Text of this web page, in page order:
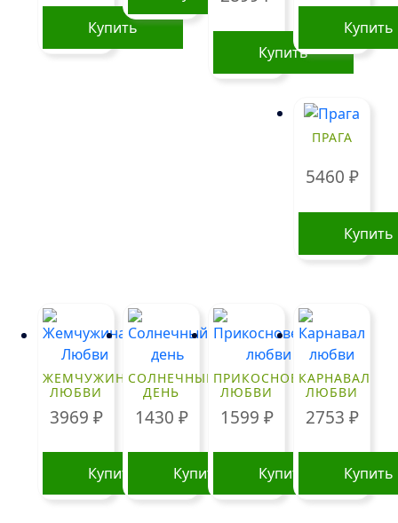
Купить
Купить
несколько
вариаций.
Купить
ПРАГА
5460 ₽
Купить
ЖЕМЧУЖИНА
ЛЮБВИ
3969 ₽
Купить
СОЛНЕЧНЫЙ
ДЕНЬ
1430 ₽
Купить
ПРИКОСНОВЕНИЕ
ЛЮБВИ
1599 ₽
Купить
КАРНАВАЛ
ЛЮБВИ
2753 ₽
Купить